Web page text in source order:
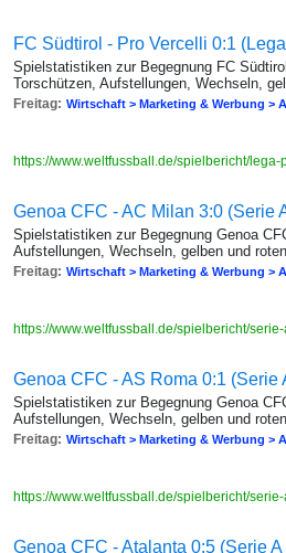
FC Südtirol - Pro Vercelli 0:1
Spielstatistiken zur Begegnung FC
Torschützen, Aufstellungen, Wechseln,
Freitag: Wirtschaft > Marketing & Werbung > A
https://www.weltfussball.de/spielbericht/
Genoa CFC - AC Milan 3:0 (Serie
Spielstatistiken zur Begegnung Genoa
Aufstellungen, Wechseln, gelben und
Freitag: Wirtschaft > Marketing & Werbung > A
https://www.weltfussball.de/spielbericht/
Genoa CFC - AS Roma 0:1 (Serie
Spielstatistiken zur Begegnung Genoa
Aufstellungen, Wechseln, gelben und
Freitag: Wirtschaft > Marketing & Werbung > A
https://www.weltfussball.de/spielbericht/
Genoa CFC - Atalanta 0:5 (Serie